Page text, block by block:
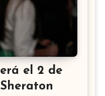
el 2 de